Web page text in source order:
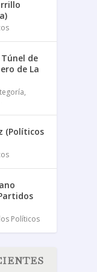
de
de La
,
(Políticos
Políticos